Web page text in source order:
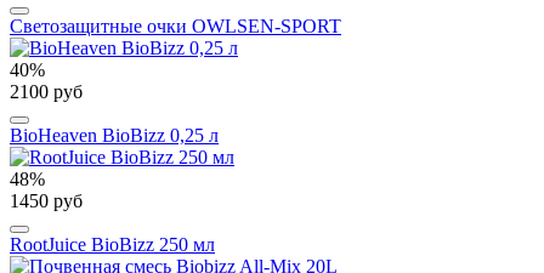
Cветозащитные очки OWLSEN-SPORT
40%
2100 руб
BioHeaven BioBizz 0,25 л
48%
1450 руб
RootJuice BioBizz 250 мл